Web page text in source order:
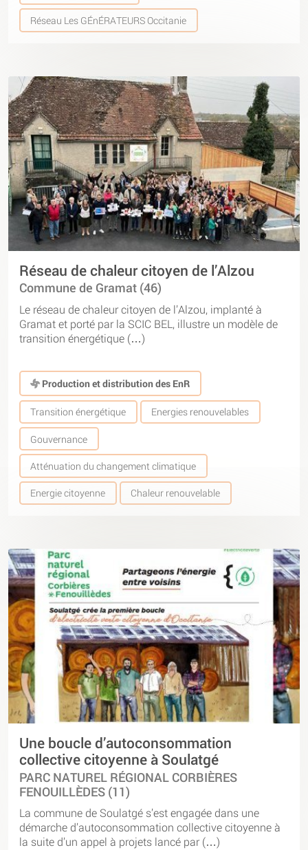
Réseau Les GÉnÉRATEURS Occitanie
Réseau de chaleur citoyen de l’Alzou
Commune de Gramat (46)
Le réseau de chaleur citoyen de l’Alzou, implanté à
Gramat et porté par la SCIC BEL, illustre un modèle de
transition énergétique (…)
Production et distribution des EnR
Transition énergétique Energies renouvelables
Gouvernance
Atténuation du changement climatique
Energie citoyenne Chaleur renouvelable
Une boucle d’autoconsommation
collective citoyenne à Soulatgé
PARC NATUREL RÉGIONAL CORBIÈRES
FENOUILLÈDES (11)
La commune de Soulatgé s’est engagée dans une
démarche d’autoconsommation collective citoyenne à
la suite d’un appel à projets lancé par (…)